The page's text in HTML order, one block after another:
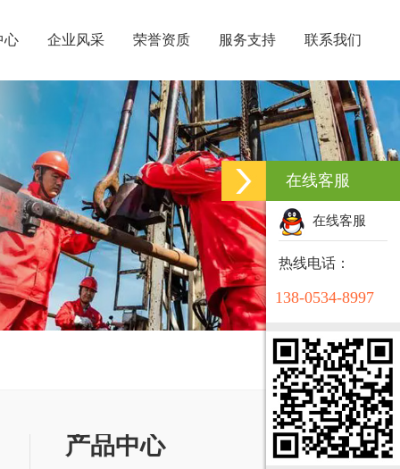
心 企业风采 荣誉资质 服务支持 联系我们
产品中心
在线客服
在线客服
热线电话：
138-0534-8997